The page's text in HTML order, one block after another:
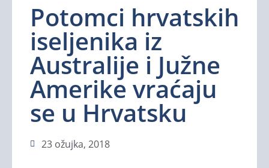
Potomci hrvatskih
iseljenika iz
Australije i Južne
Amerike vraćaju
se u Hrvatsku
23 ožujka, 2018